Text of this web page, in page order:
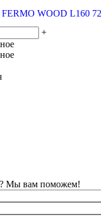
FERMO WOOD L160
+
Мы вам поможем!